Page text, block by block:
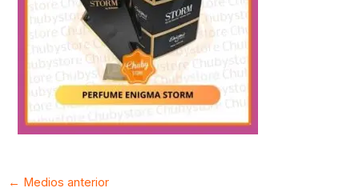
← Medios anterior